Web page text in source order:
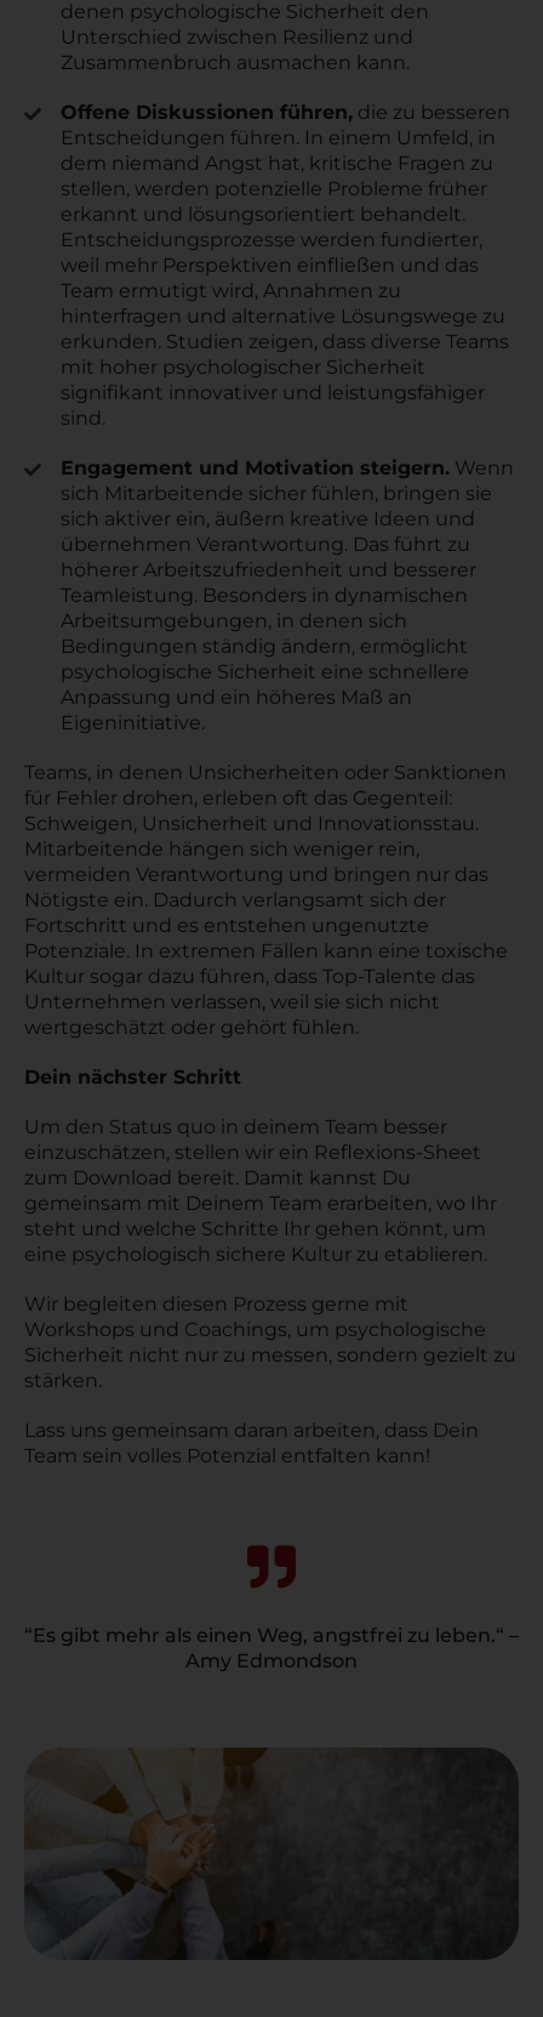
denen psychologische Sicherheit den
Unterschied zwischen Resilienz und
Zusammenbruch ausmachen kann.
Offene Diskussionen führen, die zu besseren
Entscheidungen führen. In einem Umfeld, in
dem niemand Angst hat, kritische Fragen zu
stellen, werden potenzielle Probleme früher
erkannt und lösungsorientiert behandelt.
Entscheidungsprozesse werden fundierter,
weil mehr Perspektiven einfließen und das
Team ermutigt wird, Annahmen zu
hinterfragen und alternative Lösungswege zu
erkunden. Studien zeigen, dass diverse Teams
mit hoher psychologischer Sicherheit
signifikant innovativer und leistungsfähiger
sind.
Engagement und Motivation steigern. Wenn
sich Mitarbeitende sicher fühlen, bringen sie
sich aktiver ein, äußern kreative Ideen und
übernehmen Verantwortung. Das führt zu
höherer Arbeitszufriedenheit und besserer
Teamleistung. Besonders in dynamischen
Arbeitsumgebungen, in denen sich
Bedingungen ständig ändern, ermöglicht
psychologische Sicherheit eine schnellere
Anpassung und ein höheres Maß an
Eigeninitiative.
Teams, in denen Unsicherheiten oder Sanktionen
für Fehler drohen, erleben oft das Gegenteil:
Schweigen, Unsicherheit und Innovationsstau.
Mitarbeitende hängen sich weniger rein,
vermeiden Verantwortung und bringen nur das
Nötigste ein. Dadurch verlangsamt sich der
Fortschritt und es entstehen ungenutzte
Potenziale. In extremen Fällen kann eine toxische
Kultur sogar dazu führen, dass Top-Talente das
Unternehmen verlassen, weil sie sich nicht
wertgeschätzt oder gehört fühlen.
Dein nächster Schritt
Um den Status quo in deinem Team besser
einzuschätzen, stellen wir ein Reflexions-Sheet
zum Download bereit. Damit kannst Du
gemeinsam mit Deinem Team erarbeiten, wo Ihr
steht und welche Schritte Ihr gehen könnt, um
eine psychologisch sichere Kultur zu etablieren.
Wir begleiten diesen Prozess gerne mit
Workshops und Coachings, um psychologische
Sicherheit nicht nur zu messen, sondern gezielt zu
stärken.
Lass uns gemeinsam daran arbeiten, dass Dein
Team sein volles Potenzial entfalten kann!
“Es gibt mehr als einen Weg, angstfrei zu leben.“ –
Amy Edmondson